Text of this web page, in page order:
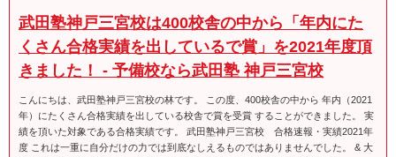
武田塾神戸三宮校は400校舎の中から「年内にた
くさん合格実績を出しているで賞」を2021年度頂
きました！ - 予備校なら武田塾 神戸三宮校
こんにちは、武田塾神戸三宮校の林です。 この度、400校舎の中から 年内（2021
年）にたくさん合格実績を出している校舎で賞を受賞 することができました。 実
績を頂いた対象である合格実績です。 武田塾神戸三宮校 合格速報・実績2021年
度 これは一重に自分だけの力では到底なしえるものではありませんでした。 & 大